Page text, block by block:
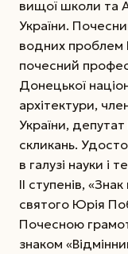
вищої школи та
України.
водних проблем
почесний
Донецької
архітектури,
України, депутат
скликань.
в галузі науки і
ІІ ступенів,
святого Юрія
Почесною
знаком